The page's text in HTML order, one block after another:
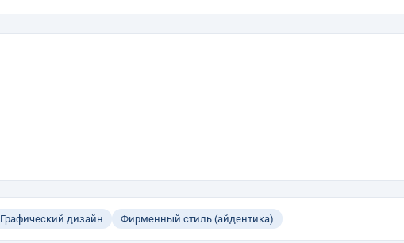
Графический дизайн Фирменный стиль (айдентика)